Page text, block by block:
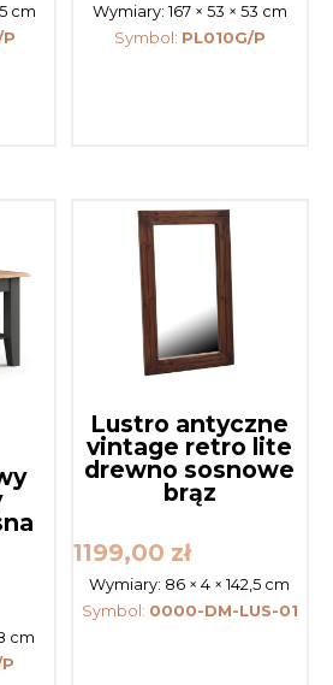
cm
Wymiary: 167 × 53 × 53 cm
Symbol: PL010G/P
cm
Lustro antyczne
vintage retro lite
drewno sosnowe
brąz
1199,00 zł
Wymiary: 86 × 4 × 142,5 cm
Symbol: 0000-DM-LUS-01